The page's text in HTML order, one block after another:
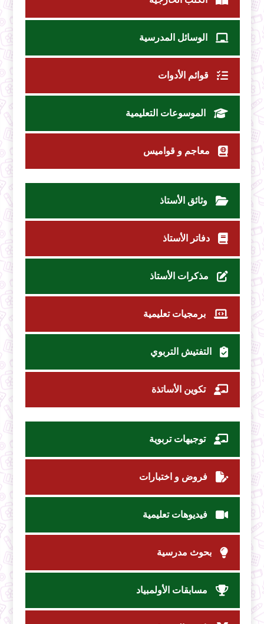
الوسائل المدرسية
قوائم الأدوات
الموسوعات التعليمية
معاجم و قواميس
وثائق الأستاذ
دفاتر الأستاذ
مذكرات الأستاذ
برمجيات تعليمية
التفتيش التربوي
تكوين الأساتذة
توجيهات تربوية
فروض و اختبارات
فيديوهات تعليمية
بحوث مدرسية
مسابقات الأولمبياد